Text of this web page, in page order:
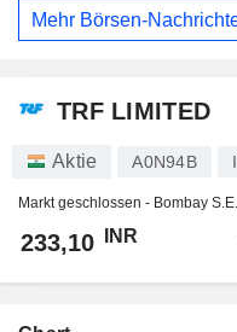
Mehr Börsen-
TRF LIMITED
Aktie A0N94B
Markt geschlossen - Bombay S.E.
233,10 INR